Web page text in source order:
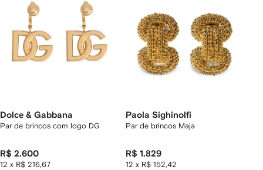
Dolce & Gabbana
Par de brincos com logo DG
R$ 2.600
12 x R$ 216,67
Paola Sighinolfi
Par de brincos Maja
R$ 1.829
12 x R$ 152,42